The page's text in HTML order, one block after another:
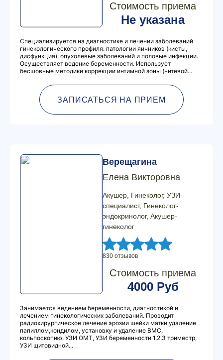
Стоимость приема
Не указана
Специализируется на диагностике и лечении заболеваний
гинекологического профиля: патологии яичников (кисты,
дисфункция), опухолевые заболеваний и половые инфекции.
Осуществляет ведение беременности. Использует
бесшовные методики коррекции интимной зоны (нитевой...
ЗАПИСАТЬСЯ НА ПРИЕМ
Верещагина
Елена Викторовна
Акушер, Гинеколог, УЗИ-
специалист, Гинеколог-
эндокринолог, Акушер-
гинеколог
830 отзывов
Стоимость приема
4000 Руб
Занимается ведением беременности, диагностикой и
лечением гинекологических заболеваний. Проводит
радиохирургическое лечение эрозии шейки матки,удаление
папиллом,кондилом, установку и удаление ВМС,
кольпоскопию, УЗИ ОМТ, УЗИ беременности 1,2,3 триместр,
УЗИ щитовидной...